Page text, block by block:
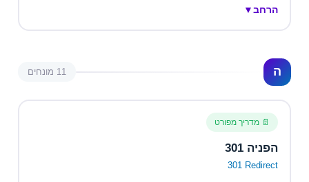
הרחב▼
ה 11 מונחים
📄 מדריך מפורט
הפניה 301
301 Redirect